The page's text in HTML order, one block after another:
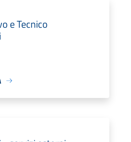
e Tecnico